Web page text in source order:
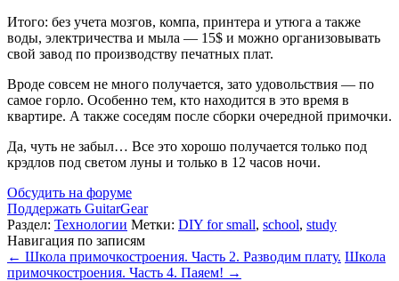
Итого: без учета мозгов, компа, принтера и утюга а также
воды, электричества и мыла — 15$ и можно организовывать
свой завод по производству печатных плат.
Вроде совсем не много получается, зато удовольствия — по
самое горло. Особенно тем, кто находится в это время в
квартире. А также соседям после сборки очередной примочки.
Да, чуть не забыл… Все это хорошо получается только под
крэдлов под светом луны и только в 12 часов ночи.
Обсудить на форуме
Поддержать GuitarGear
Раздел: Технологии Метки: DIY for small, school, study
Навигация по записям
← Школа примочкостроения. Часть 2. Разводим плату. Школа
примочкостроения. Часть 4. Паяем! →